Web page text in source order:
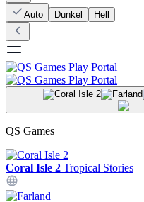
Auto Dunkel Hell
QS Games
Coral Isle 2 Tropical Stories